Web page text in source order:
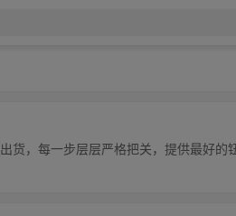
货，每一步层层严格把关，提供最好的